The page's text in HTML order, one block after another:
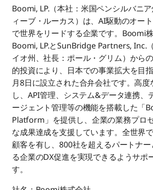
Boomi, LP.（本社：米国ペンシルバニ
ィーブ・ルーカス）は、AI駆動のオー
で世界をリードする企業です。Boomi株
Boomi, LP.とSunBridge Partners, Inc.
イオ州、社長：ポール・グリム）から
的投資により、日本での事業拡大を目
月8日に設立された合弁会社です。高度
し、API管理、システム&データ連携、
ージェント管理等の機能を搭載した「
Platform」を提供し、企業の業務プロ
な成果達成を支援しています。全世界
顧客を有し、800社を超えるパートナ
る企業のDX促進を実現できるようサポ
す。